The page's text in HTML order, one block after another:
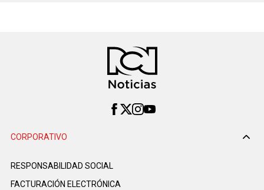
CORPORATIVO
RESPONSABILIDAD SOCIAL
FACTURACIÓN ELECTRÓNICA